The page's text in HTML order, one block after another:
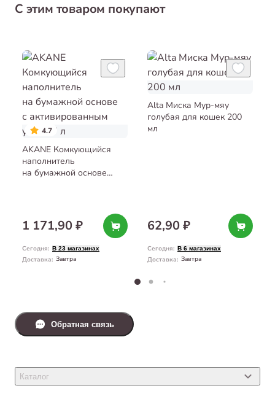
С этим товаром покупают
4.7
AKANE Комкующийся
наполнитель
на бумажной основе
1 171,90 ₽
Сегодня: В 23 магазинах
Доставка: Завтра
Alta Миска Мур-мяу
голубая для кошек 200
мл
62,90 ₽
Сегодня: В 6 магазинах
Доставка: Завтра
Каталог
Обратная связь